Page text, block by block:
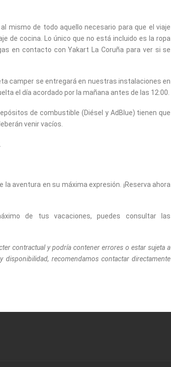
mismo de todo aquello necesario para que el viaje
de cocina. Lo único que no está incluido es la ropa
en contacto con Yakart La Coruña para ver si se
camper se entregará en nuestras instalaciones en
el día acordado por la mañana antes de las 12:00.
de combustible (Diésel y AdBlue) tienen que
venir vacíos.
aventura en su máxima expresión. ¡Reserva ahora
de tus vacaciones, puedes consultar las
contractual y podría contener errores o estar sujeta a
recomendamos contactar directamente